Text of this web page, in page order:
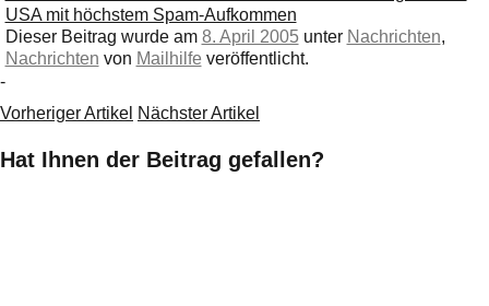
USA mit höchstem Spam-Aufkommen
Dieser Beitrag wurde am 8. April 2005unter Nachrichten,
Nachrichten von Mailhilfe veröffentlicht.
-
Vorheriger Artikel Nächster Artikel
Hat Ihnen der Beitrag gefallen?